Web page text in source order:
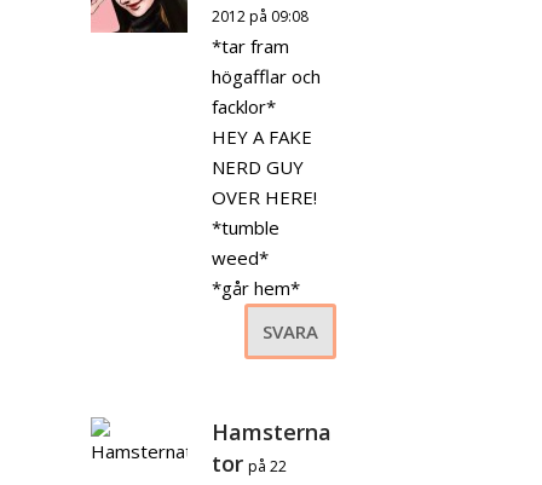
2012 på 09:08
*tar fram
högafflar och
facklor*
HEY A FAKE
NERD GUY
OVER HERE!
*tumble
weed*
*går hem*
SVARA
Hamsterna
tor på 22